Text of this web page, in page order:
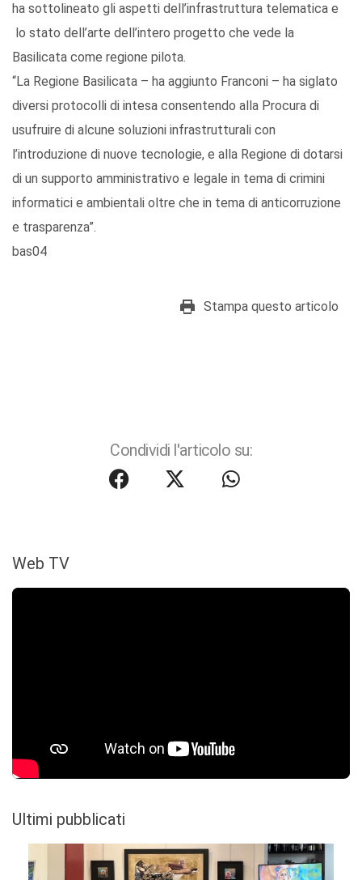
ha sottolineato gli aspetti dell’infrastruttura telematica e
lo stato dell’arte dell’intero progetto che vede la
Basilicata come regione pilota.
“La Regione Basilicata – ha aggiunto Franconi – ha siglato
diversi protocolli di intesa consentendo alla Procura di
usufruire di alcune soluzioni infrastrutturali con
l’introduzione di nuove tecnologie, e alla Regione di dotarsi
di un supporto amministrativo e legale in tema di crimini
informatici e ambientali oltre che in tema di anticorruzione
e trasparenza”.
bas04
Stampa questo articolo
Condividi l'articolo su:
Web TV
Ultimi pubblicati